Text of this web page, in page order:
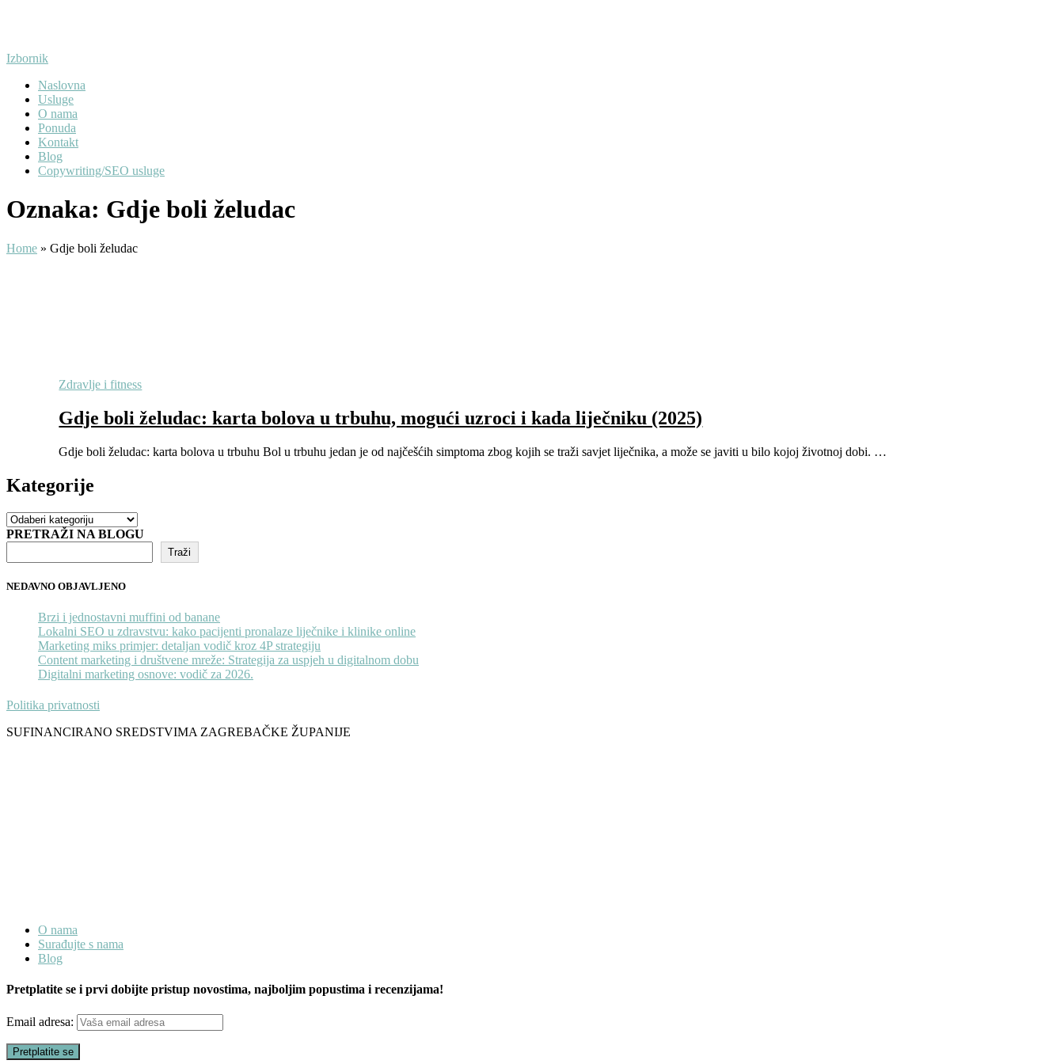
Izbornik
Naslovna
Usluge
O nama
Ponuda
Kontakt
Blog
Copywriting/SEO usluge
Oznaka: Gdje boli želudac
Home » Gdje boli želudac
Zdravlje i fitness
Gdje boli želudac: karta bolova u trbuhu, mogući uzroci i kada liječniku (2025)
Gdje boli želudac: karta bolova u trbuhu Bol u trbuhu jedan je od najčešćih simptoma zbog kojih se traži savjet liječnika, a može se javiti u bilo kojoj životnoj dobi. …
Kategorije
Kategorije
PRETRAŽI NA BLOGU
Traži
NEDAVNO OBJAVLJENO
Brzi i jednostavni muffini od banane
Lokalni SEO u zdravstvu: kako pacijenti pronalaze liječnike i klinike online
Marketing miks primjer: detaljan vodič kroz 4P strategiju
Content marketing i društvene mreže: Strategija za uspjeh u digitalnom dobu
Digitalni marketing osnove: vodič za 2026.
Politika privatnosti
SUFINANCIRANO SREDSTVIMA ZAGREBAČKE ŽUPANIJE
O nama
Surađujte s nama
Blog
Pretplatite se i prvi dobijte pristup novostima, najboljim popustima i recenzijama!
Email adresa: